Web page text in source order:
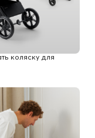
коляску для